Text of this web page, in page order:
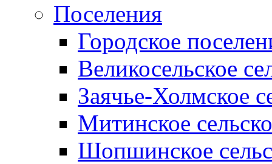
Поселения
Городское
Великосельское
Заячье-Холмское
Митинское
Шопшинское